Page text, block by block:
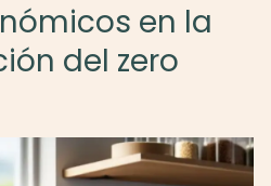
en la
del zero